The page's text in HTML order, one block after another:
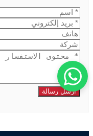
أرسل رسالة